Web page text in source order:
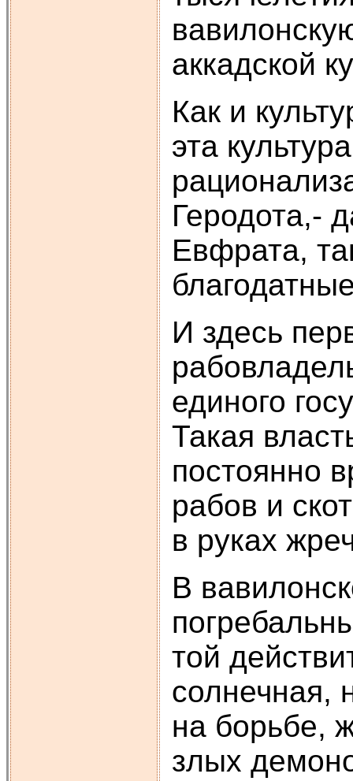
аккадской
Как и
эта
Геродота,-
Евфрата,
И здесь
единого
Такая
постоянно
рабов и
в руках
В
той
солнечная,
на борьбе,
злых